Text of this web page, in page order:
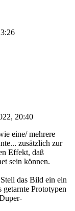
20:40
eine/ mehrere
zusätzlich zur
Effekt, daß
sein können.
das Bild ein ein
Prototypen